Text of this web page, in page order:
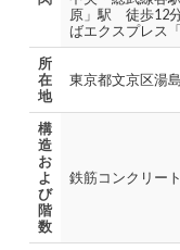
原」駅 徒歩12
ばエクスプレス
所
在
地
東京都文京区湯
構
造
お
よ
び
階
数
鉄筋コンクリー